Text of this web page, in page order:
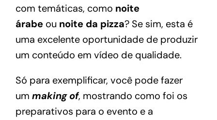
com temáticas, como noite
árabeou noite da pizza? Se sim, esta é
uma excelente oportunidade de produzir
um conteúdo em vídeo de qualidade.
Só para exemplificar, você pode fazer
um making of, mostrando como foi os
preparativos para o evento e a